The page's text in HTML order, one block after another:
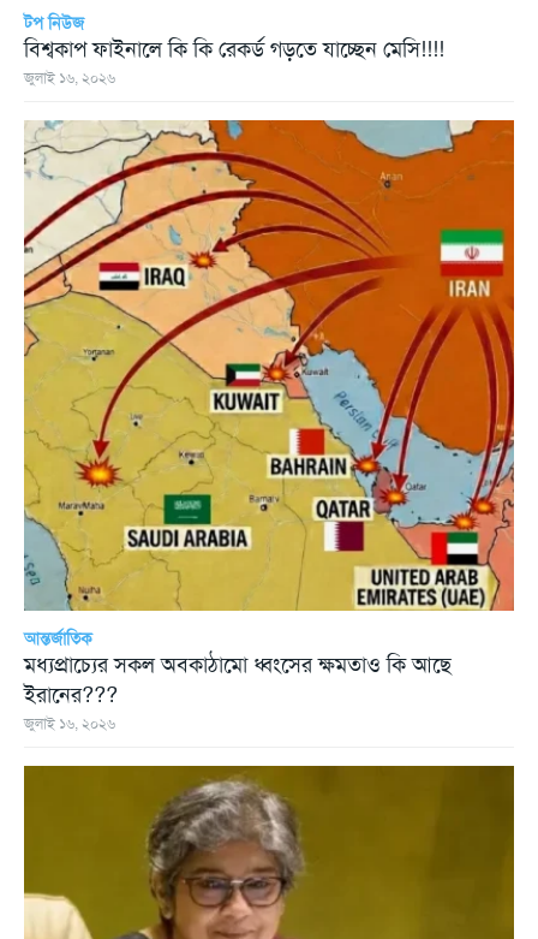
টপ নিউজ
বিশ্বকাপ ফাইনালে কি কি রেকর্ড গড়তে যাচ্ছেন মেসি!!!!
জুলাই ১৬, ২০২৬
আন্তর্জাতিক
মধ্যপ্রাচ্যের সকল অবকাঠামো ধ্বংসের ক্ষমতাও কি আছে
ইরানের???
জুলাই ১৬, ২০২৬